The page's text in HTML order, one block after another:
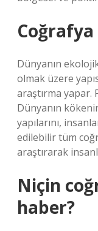
Dünyanın
olmak üzere
araştırma yapar.
Dünyanın
yapılarını,
edilebilir tüm
araştırarak
Niçin
haber?